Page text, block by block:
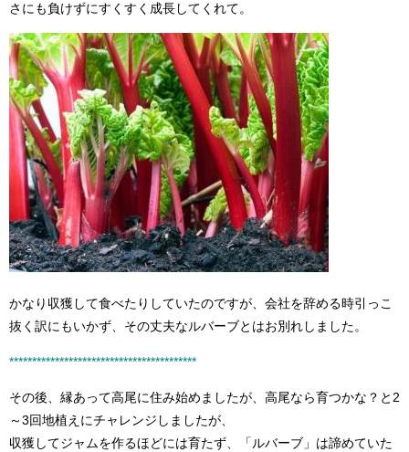
さにも負けずにすくすく成長してくれて。
かなり収獲して食べたりしていたのですが、会社を辞める時引っこ
抜く訳にもいかず、その丈夫なルバーブとはお別れしました。
*****************************************
その後、縁あって高尾に住み始めましたが、高尾なら育つかな？と2
～3回地植えにチャレンジしましたが、
収獲してジャムを作るほどには育たず、「ルバーブ」は諦めていた